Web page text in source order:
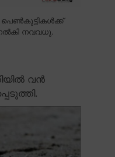
പെൺകുട്ടികൾക്ക്
നവവധു.
വൻ